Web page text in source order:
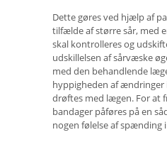
Dette gøres ved hjælp af
tilfælde af større sår, med
skal kontrolleres og
udskillelsen af ​​sårvæske
med den behandlende
hyppigheden af ​​ændringer
drøftes med lægen. For at
bandager påføres på en
nogen følelse af spænding